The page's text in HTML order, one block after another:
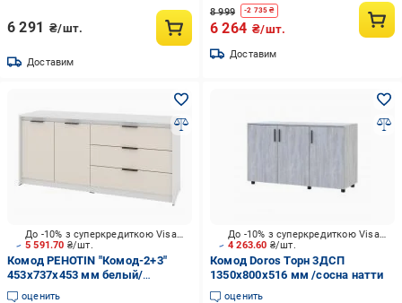
6 291 ₴/шт.
Доставим
8 999 -2 735 ₴
6 264 ₴/шт.
Доставим
5 591.70 ₴/шт.
До -10% з суперкредиткою Visa Вигода
Комод PEHOTIN "Комод-2+3"
453x737x453 мм белый/
кашемир
оценить
4 263.60 ₴/шт.
До -10% з суперкредиткою Visa Вигода
Комод Doros Торн 3ДСП
1350x800x516 мм /сосна натти
оценить